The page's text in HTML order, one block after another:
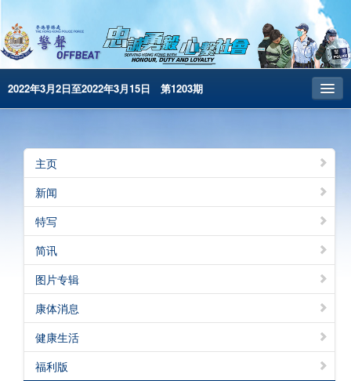
2022年3月2日至2022年3月15日 第1203期
昔日警声
警务处主页
繁體版
English
电子书版
警声特刊
主页
新闻
特写
简讯
图片专辑
康体消息
健康生活
福利版